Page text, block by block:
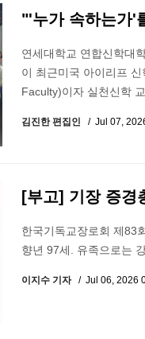
"'누가 속하는가'
연세대학교 연합신학대
이 최근미국 아이리프
Faculty)이자 실천신학
김진한 편집인 Jul 07,
[부고] 기장 증경
한국기독교장로회 제83
향년 97세. 유족으로는
이지수 기자 Jul 06, 2026